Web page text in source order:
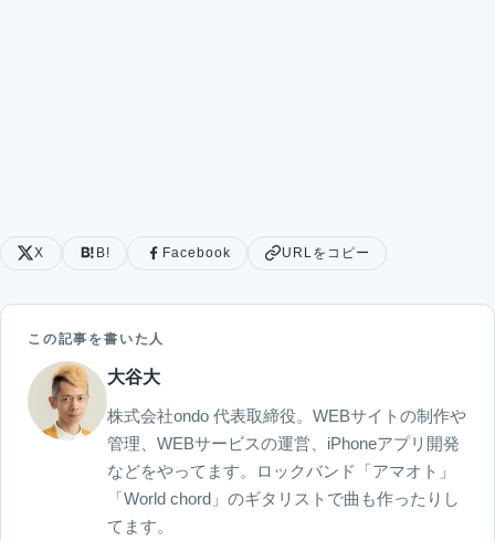
X B! Facebook URLをコピー
この記事を書いた人
大谷大
株式会社ondo 代表取締役。WEBサイトの制作や
管理、WEBサービスの運営、iPhoneアプリ開発
などをやってます。ロックバンド「アマオト」
「World chord」のギタリストで曲も作ったりし
てます。